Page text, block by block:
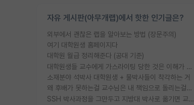
자유 게시판(아무개랩)에서 핫한 인기글은?
외부에서 괜찮은 랩을 알아보는 방법 (장문주의)
여기 대학원생 홈페이지다
대학원 월급 정리해준다 (공대 기준)
대학원생들 교수에게 가스라이팅 당한 것은 이해가 갑니다. 안타깝네요.
소재분야 석박사 대학원생 + 물박사들이 착각하는 거
왜 후배가 못하는걸 교수님은 내 책임으로 돌리는걸까요?
SSH 박사과정을 그만두고 지방대 박사로 옮기면 교수의 꿈은 끝일까요?